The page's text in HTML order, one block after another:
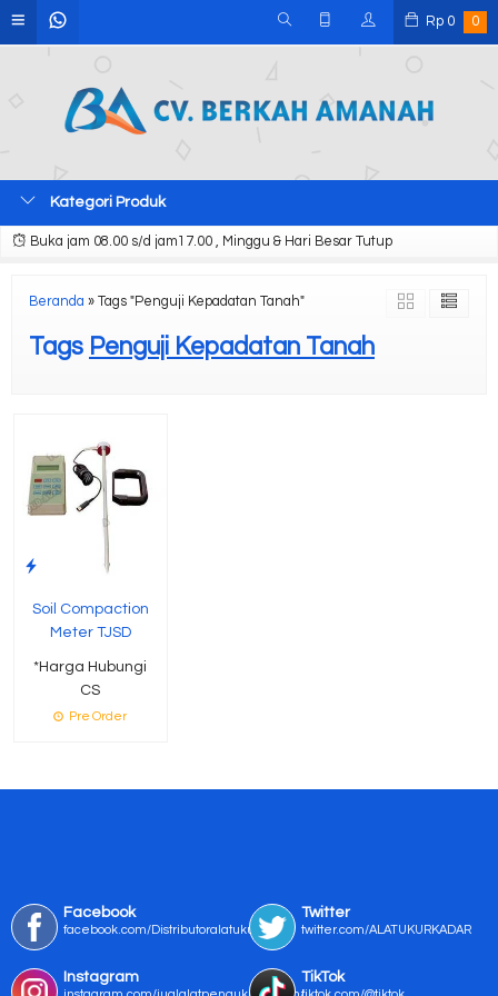
Rp 0 0
Kategori Produk
Buka jam 08.00 s/d jam17.00 , Minggu & Hari Besar Tutup
Beranda » Tags "Penguji Kepadatan Tanah"
Tags Penguji Kepadatan Tanah
Soil Compaction
Meter TJSD
*Harga Hubungi
CS
Pre Order
Facebook
facebook.com/Distributoralatukur
Twitter
twitter.com/ALATUKURKADAR
Instagram TikTok